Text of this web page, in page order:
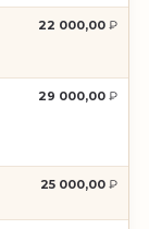
22 000,00
29 000,00
25 000,00